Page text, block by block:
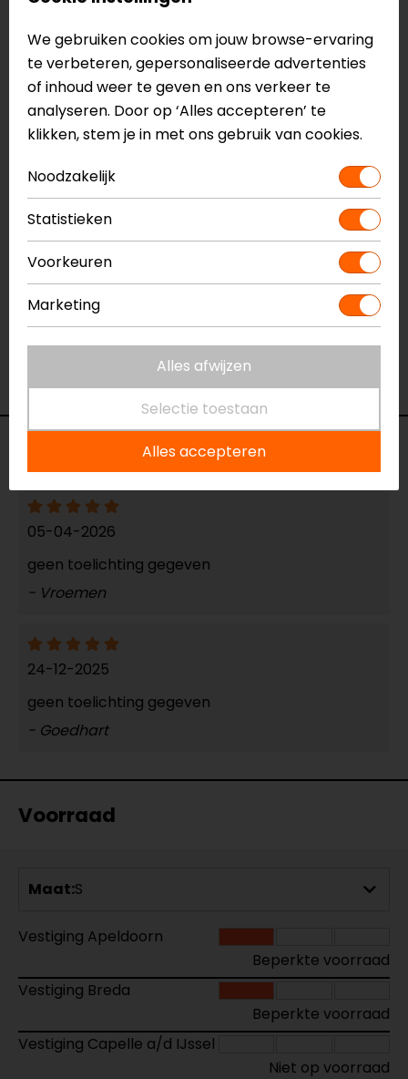
Specificaties
Naam
FF901 Advant X
Systeemhelm
569015-horizon
Merk
Kleur
Zilver
Certificering
Communicatie
Universeel voorbereid
Kinbandsluiting
Materiaal
Carbon
Pinlock
zonnevizier
Ja
05-04-2026
geen toelichting gegeven
- Vroemen
24-12-2025
geen toelichting gegeven
- Goedhart
Voorraad
Maat:S
Vestiging Apeldoorn
Beperkte voorraad
Vestiging Breda
Beperkte voorraad
Vestiging Capelle a/d IJssel
Niet op voorraad
We gebruiken cookies om jouw browse-ervaring
te verbeteren, gepersonaliseerde advertenties
of inhoud weer te geven en ons verkeer te
analyseren. Door op ‘Alles accepteren’ te
klikken, stem je in met ons gebruik van cookies.
Noodzakelijk
Statistieken
Voorkeuren
Marketing
Alles afwijzen
Selectie toestaan
Alles accepteren